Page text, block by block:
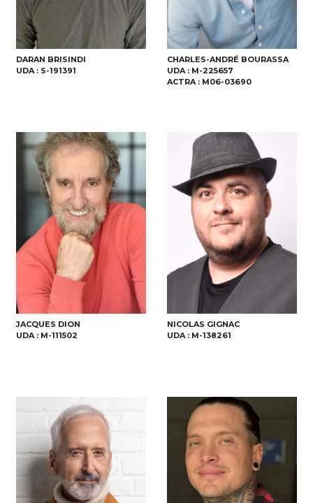
DARAN BRISINDI
UDA : S-191391
CHARLES-ANDRÉ BOURASSA
UDA : M-225657
ACTRA : M06-03690
JACQUES DION
UDA : M-111502
NICOLAS GIGNAC
UDA : M-138261